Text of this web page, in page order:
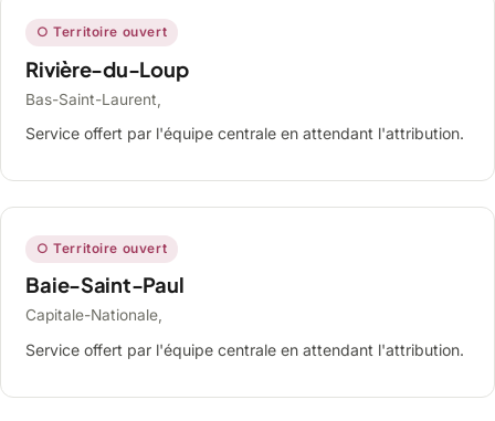
○ Territoire ouvert
Rivière-du-Loup
Bas-Saint-Laurent,
Service offert par l'équipe centrale en attendant l'attribution.
○ Territoire ouvert
Baie-Saint-Paul
Capitale-Nationale,
Service offert par l'équipe centrale en attendant l'attribution.